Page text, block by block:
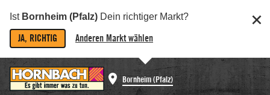
Ist Bornheim (Pfalz) Dein richtiger Markt?
JA, RICHTIG Anderen Markt wählen
Bornheim (Pfalz)